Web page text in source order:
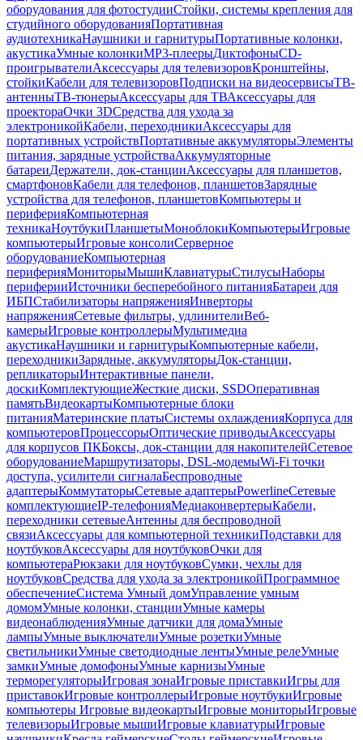
оборудования для фотостудииСтойки, системы крепления для
студийного оборудованияПортативная
аудиотехникаНаушники и гарнитурыПортативные колонки,
акустикаУмные колонкиMP3-плеерыДиктофоныCD-
проигрывателиАксессуары для телевизоровКронштейны,
стойкиКабели для телевизоровПодписки на видеосервисыТВ-
антенныТВ-тюнерыАксессуары для ТВАксессуары для
проектораОчки 3DСредства для ухода за
электроникойКабели, переходникиАксессуары для
портативных устройствПортативные аккумуляторыЭлементы
питания, зарядные устройстваАккумуляторные
батареиДержатели, док-станцииАксессуары для планшетов,
смартфоновКабели для телефонов, планшетовЗарядные
устройства для телефонов, планшетовКомпьютеры и
периферияКомпьютерная
техникаНоутбукиПланшетыМоноблокиКомпьютерыИгровые
компьютерыИгровые консолиСерверное
оборудованиеКомпьютерная
периферияМониторыМышиКлавиатурыСтилусыНаборы
периферииИсточники бесперебойного питанияБатареи для
ИБПСтабилизаторы напряженияИнверторы
напряженияСетевые фильтры, удлинителиВеб-
камерыИгровые контроллерыМультимедиа
акустикаНаушники и гарнитурыКомпьютерные кабели,
переходникиЗарядные, аккумуляторыДок-станции,
репликаторыИнтерактивные панели,
доскиКомплектующиеЖесткие диски, SSDОперативная
памятьВидеокартыКомпьютерные блоки
питанияМатеринские платыСистемы охлажденияКорпуса для
компьютеровПроцессорыОптические приводыАксессуары
для корпусов ПКБоксы, док-станции для накопителейСетевое
оборудованиеМаршрутизаторы, DSL-модемыWi-Fi точки
доступа, усилители сигналаБеспроводные
адаптерыКоммутаторыСетевые адаптерыPowerlineСетевые
комплектующиеIP-телефонияМедиаконвертерыКабели,
переходники сетевыеАнтенны для беспроводной
связиАксессуары для компьютерной техникиПодставки для
ноутбуковАксессуары для ноутбуковОчки для
компьютераРюкзаки для ноутбуковСумки, чехлы для
ноутбуковСредства для ухода за электроникойПрограммное
обеспечениеСистема Умный домУправление умным
домомУмные колонки, станцииУмные камеры
видеонаблюденияУмные датчики для домаУмные
лампыУмные выключателиУмные розеткиУмные
светильникиУмные светодиодные лентыУмные релеУмные
замкиУмные домофоныУмные карнизыУмные
терморегуляторыИгровая зонаИгровые приставкиИгры для
приставокИгровые контроллерыИгровые ноутбукиИгровые
компьютеры Игровые видеокартыИгровые мониторыИгровые
телевизорыИгровые мышиИгровые клавиатурыИгровые